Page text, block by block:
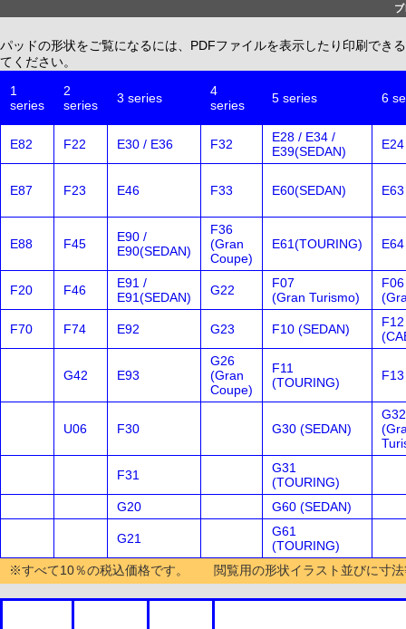
パッドの形状をご覧になるには、PDFファイルを表示したり印刷でき
てください。
1
series
2
series
3 series
4
series
5 series 6
E82 F22 E30 / E36 F32
E28 / E34 /
E39(SEDAN)
E24
E87 F23 E46 F33 E60(SEDAN) E63
E88 F45
E90 /
E90(SEDAN)
F36
(Gran
Coupe)
E61(TOURING) E64
F20 F46
E91 /
E91(SEDAN)
G22
F07
(Gran Turismo)
F06
F70 F74 E92 G23 F10 (SEDAN)
F12
G42 E93
G26
(Gran
Coupe)
F11
(TOURING)
U06 F30 G30 (SEDAN)
G32
F31
G31
(TOURING)
G20
G60 (SEDAN)
G21
G61
(TOURING)
※すべて10％の税込価格です。 閲覧用の形状イラスト並びに寸法